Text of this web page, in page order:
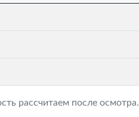
рассчитаем после осмотра.